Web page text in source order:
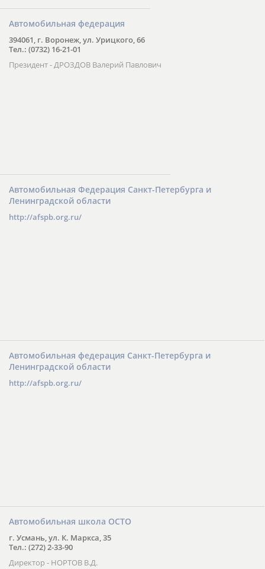
Автомобильная федерация
394061, г. Воронеж, ул. Урицкого, 66
Тел.: (0732) 16-21-01
Президент - ДРОЗДОВ Валерий Павлович
Автомобильная Федерация Санкт-Петербурга и
Ленинградской области
http://afspb.org.ru/
Автомобильная федерация Санкт-Петербурга и
Ленинградской области
http://afspb.org.ru/
Автомобильная школа ОСТО
г. Усмань, ул. К. Маркса, 35
Тел.: (272) 2-33-90
Директор - НОРТОВ В.Д.